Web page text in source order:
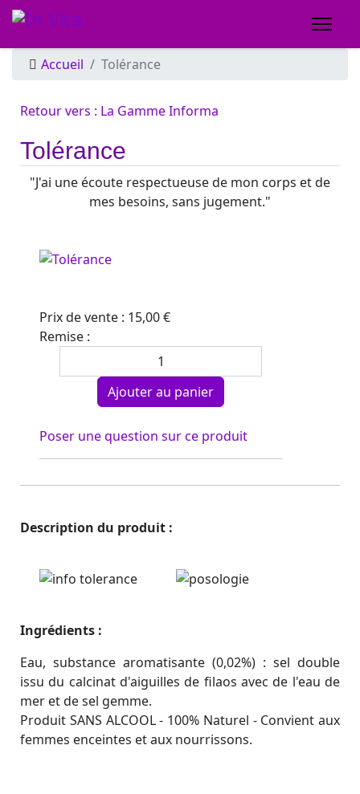
Accueil Tolérance
Retour vers : La Gamme Informa
Tolérance
"J'ai une écoute respectueuse de mon corps et de
mes besoins, sans jugement."
Prix ​​de vente : 15,00 €
Remise :
Poser une question sur ce produit
Description du produit :
Ingrédients :
Eau, substance aromatisante (0,02%) : sel double
issu du calcinat d'aiguilles de filaos avec de l'eau de
mer et de sel gemme.
Produit SANS ALCOOL - 100% Naturel - Convient aux
femmes enceintes et aux nourrissons.